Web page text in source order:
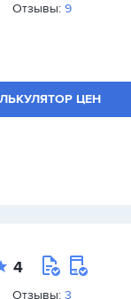
Отзывы: 9
ЦЕН
4
Отзывы: 3